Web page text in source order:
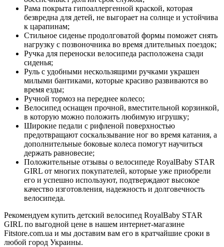
Рама покрыта гипоаллергенной краской, которая
безвредна для детей, не выгорает на солнце и устойчива
к царапинам;
Стильное сиденье продолговатой формы поможет снять
нагрузку с позвоночника во время длительных поездок;
Ручка для переноски велосипеда расположена сзади
сиденья;
Руль с удобными нескользящими ручками украшен
милыми бантиками, которые красиво развиваются во
время езды;
Ручной тормоз на переднее колесо;
Велосипед оснащен прочной, вместительной корзинкой,
в которую можно положить любимую игрушку;
Широкие педали с рифленой поверхностью
предотвращают соскальзывание ног во время катания, а
дополнительные боковые колеса помогут научиться
держать равновесие;
Положительные отзывы о велосипеде RoyalBaby STAR
GIRL от многих покупателей, которые уже приобрели
его и успешно используют, подтверждают высокое
качество изготовления, надежность и долговечность
велосипеда.
Рекомендуем купить детский велосипед RoyalBaby STAR
GIRL по выгодной цене в нашем интернет-магазине
Fitstore.com.ua и мы доставим вам его в кратчайшие сроки в
любой город Украины.